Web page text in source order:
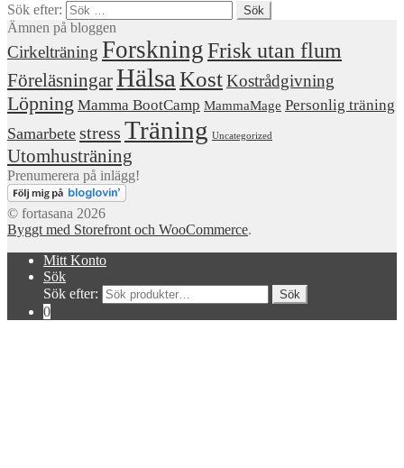
Sök efter:
Ämnen på bloggen
Cirkelträning ForskningFrisk utan flum
FöreläsningarHälsa KostKostrådgivning
Löpning Mamma BootCamp MammaMage Personlig träning
Samarbete stress Träning Uncategorized
Utomhusträning
Prenumerera på inlägg!
© fortasana 2026
Byggt med Storefront och WooCommerce.
Mitt Konto
Sök
Sök efter:
0